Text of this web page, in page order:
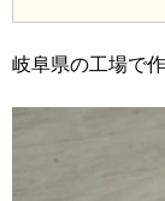
岐阜県の工場で